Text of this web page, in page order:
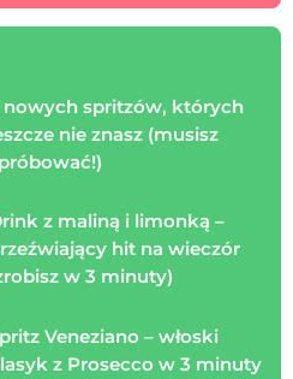
nowych spritzów, których
nie znasz (musisz
z maliną i limonką –
hit na wieczór
w 3 minuty)
Veneziano – włoski
z Prosecco w 3 minuty